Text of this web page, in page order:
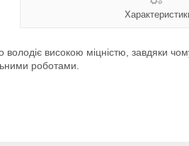
володіє високою міцністю, завдяки
роботами.